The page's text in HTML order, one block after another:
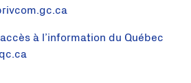
à l’information du Québec